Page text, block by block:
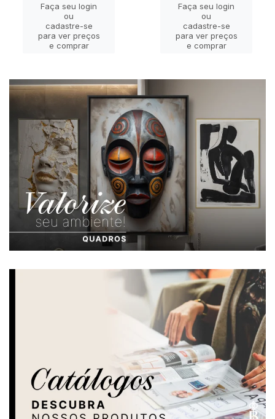
Faça seu login
ou
cadastre-se
para ver preços
e comprar
Faça seu login
ou
cadastre-se
para ver preços
e comprar